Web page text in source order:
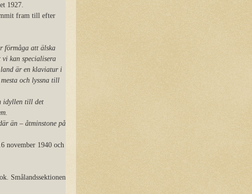
1927.
fram till efter
förmåga att älska
kan specialisera
är en klaviatur i
och lyssna till
idyllen till det
än – åtminstone på
november 1940 och
Smålandssektionen